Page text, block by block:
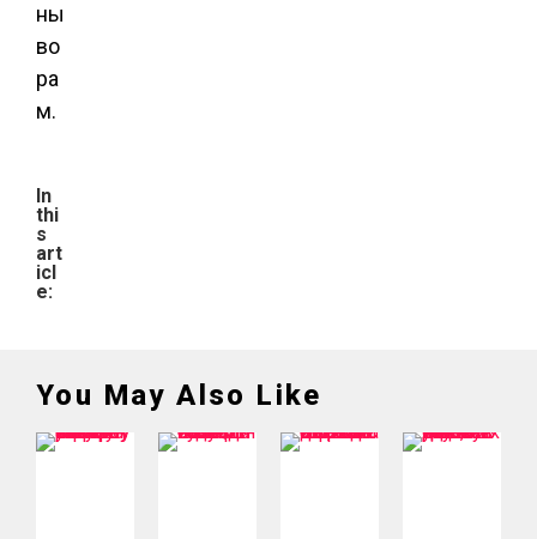
ны
во
ра
м.
In
thi
s
art
icl
e:
You May Also Like